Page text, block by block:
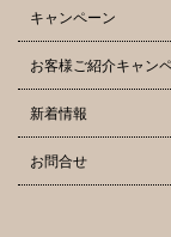
キャンペーン
お客様ご紹介キャン
新着情報
お問合せ